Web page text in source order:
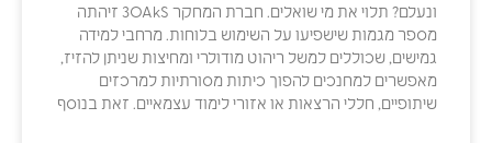
ונעלם? תלוי את מי שואלים. חברת המחקר 3OAkS זיהתה
מספר מגמות שישפיעו על השימוש בלוחות. מרחבי למידה
גמישים, שכוללים למשל ריהוט מודולרי ומחיצות שניתן להזיז,
מאפשרים למחנכים להפוך כיתות מסורתיות למרכזים
שיתופיים, חללי הרצאות או אזורי לימוד עצמאיים. זאת בנוסף